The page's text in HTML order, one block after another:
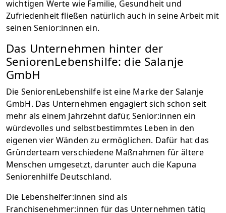
wichtigen Werte wie Familie, Gesundheit und
Zufriedenheit fließen natürlich auch in seine Arbeit mit
seinen Senior:innen ein.
Das Unternehmen hinter der
SeniorenLebenshilfe: die Salanje
GmbH
Die SeniorenLebenshilfe ist eine Marke der Salanje
GmbH. Das Unternehmen engagiert sich schon seit
mehr als einem Jahrzehnt dafür, Senior:innen ein
würdevolles und selbstbestimmtes Leben in den
eigenen vier Wänden zu ermöglichen. Dafür hat das
Gründerteam verschiedene Maßnahmen für ältere
Menschen umgesetzt, darunter auch die Kapuna
Seniorenhilfe Deutschland.
Die Lebenshelfer:innen sind als
Franchisenehmer:innen für das Unternehmen tätig